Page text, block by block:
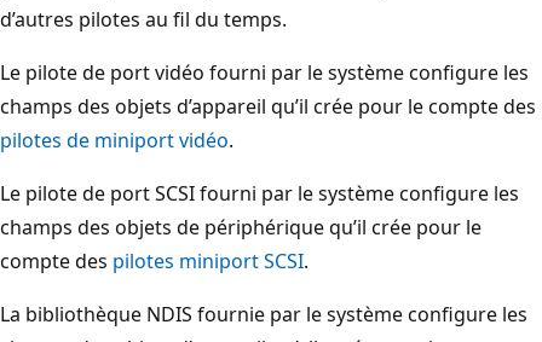
d’autres pilotes au fil du temps.
Le pilote de port vidéo fourni par le système configure les
champs des objets d’appareil qu’il crée pour le compte des
pilotes de miniport vidéo.
Le pilote de port SCSI fourni par le système configure les
champs des objets de périphérique qu’il crée pour le
compte des pilotes miniport SCSI.
La bibliothèque NDIS fournie par le système configure les